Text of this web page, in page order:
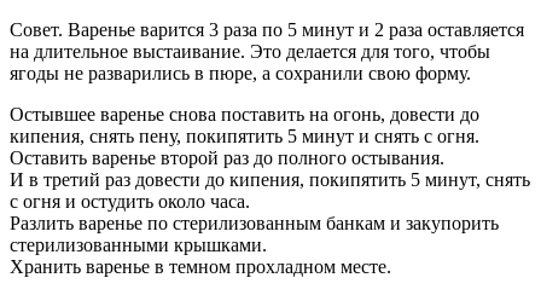
Совет. Варенье варится 3 раза по 5 минут и 2 раза оставляется
на длительное выстаивание. Это делается для того, чтобы
ягоды не разварились в пюре, а сохранили свою форму.
Остывшее варенье снова поставить на огонь, довести до
кипения, снять пену, покипятить 5 минут и снять с огня.
Оставить варенье второй раз до полного остывания.
И в третий раз довести до кипения, покипятить 5 минут, снять
с огня и остудить около часа.
Разлить варенье по стерилизованным банкам и закупорить
стерилизованными крышками.
Хранить варенье в темном прохладном месте.